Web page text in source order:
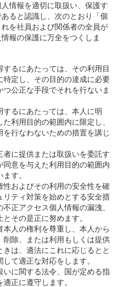
情報を適切に取扱い、保護す
ると認識し、次のとおり「個
を社員および関係者の全員が
報の保護に万全をつくしま
るにあたっては、その利用目
特定し、その目的の達成に必要
公正な手段でそれを行ないま
するにあたっては、本人に明
利用目的の範囲内に限定し、
を行なわないための措置を講じ
者に提供または取扱いを委託す
同意を与えた利用目的の範囲内
す。
性およびその利用の安全性を確
リティ対策を始めとする安全措
正アクセス個人情報の漏洩、
その是正に努めます。
本人の権利を尊重し、本人から
削除、または利用もしくは提供
は、適法にこれに応じるとと
て適正な対応をします。
いに関する法令、国が定める指
正に遵守します。